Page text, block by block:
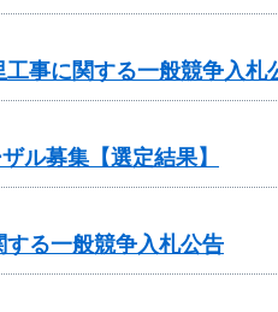
事に関する一般競争入札
ル募集【選定結果】
る一般競争入札公告